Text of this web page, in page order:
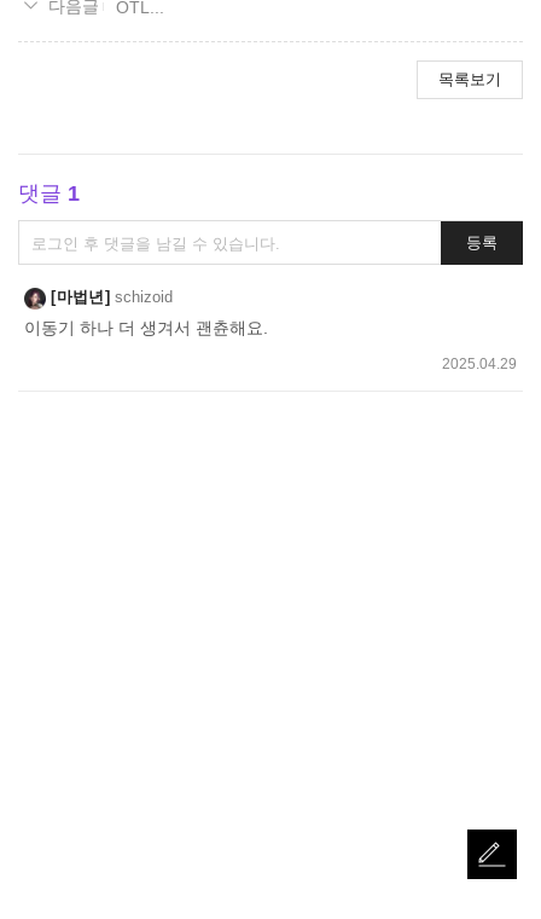
OTL...
목록보기
댓글 1
댓
글
쓰
기
등록
마법년 schizoid
이동기 하나 더 생겨서 괜츈해요.
2025.04.29